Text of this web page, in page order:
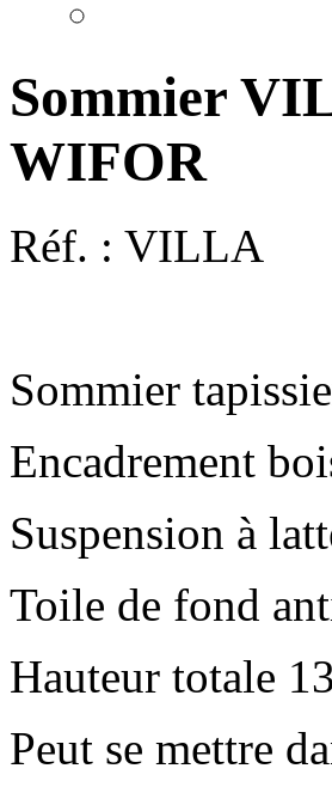
Sommier
WIFOR
Réf. : VILLA
Sommier
Encadrement
Suspension à
Toile de fond
Hauteur totale
Peut se mettre